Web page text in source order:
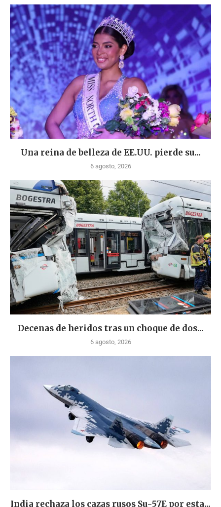
Una reina de belleza de EE.UU. pierde su...
6 agosto, 2026
Decenas de heridos tras un choque de dos...
6 agosto, 2026
India rechaza los cazas rusos Su-57E por esta...